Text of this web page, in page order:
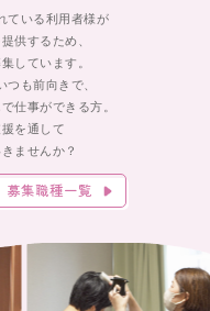
ている利用者様が
供するため、
しています。
つも前向きで、
仕事ができる方。
を通して
ませんか？
募集職種一覧